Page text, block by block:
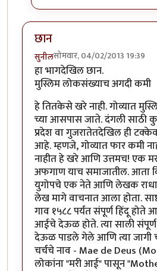
छान
सुनीलसोमवार, 04/02/2013 19:39
हा भागदेखिल छान.
मुस्लिम लोकसंख्याच अगदी कमी
हे तितकेसे खरे नाही. गोव्यात
च्या आसपास जाते. दंगली साठी
प्रदेश वा गुजरातेतदेखिल ही
आहे. म्हणजे, गोव्यात फार कमी
नाहीत हे खरे आणि उत्तमच! एक
अफगाण याच समाजातील. आता
युगोपचे एक नेते आणि लेखक
लेख मागे वाचनात आला होता.
गाव १५८८ पर्यंत संपूर्ण हिंदू होते
आईचे देऊळ होते. त्या साली संपूर्ण
देऊळ पाडले गेले आणि त्या जागी
चर्चचे नाव - Mae de Deus
लोकांना "मरी आई" पासून